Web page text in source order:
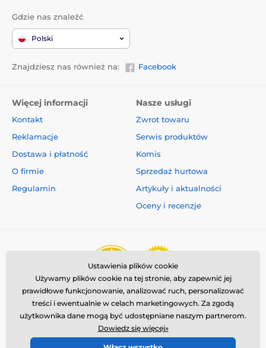
Akcesoria do spacerów
Gdzie nas znaleźć
Polski
Znajdziesz nas również na: Facebook
Więcej informacji
Kontakt
Reklamacje
Dostawa i płatność
O firmie
Regulamin
Nasze usługi
Zwrot towaru
Serwis produktów
Komis
Sprzedaż hurtowa
Artykuły i aktualności
Oceny i recenzje
Ustawienia plików cookie
Używamy plików cookie na tej stronie, aby zapewnić jej
prawidłowe funkcjonowanie, analizować ruch, personalizować
treści i ewentualnie w celach marketingowych. Za zgodą
użytkownika dane mogą być udostępniane naszym partnerom.
Dowiedz się więcej»